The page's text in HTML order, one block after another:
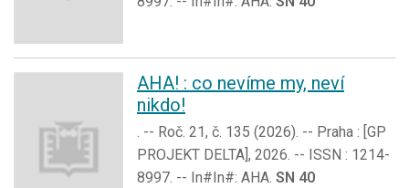
AHA! : co nevíme my, neví
nikdo!
. -- Roč. 21, č. 135 (2026). -- Praha : [GP
PROJEKT DELTA], 2026. -- ISSN : 1214-
8997. -- In#In#: AHA. SN 40